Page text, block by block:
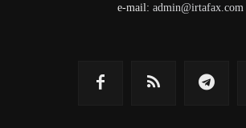
e-mail: admin@irtafax.com